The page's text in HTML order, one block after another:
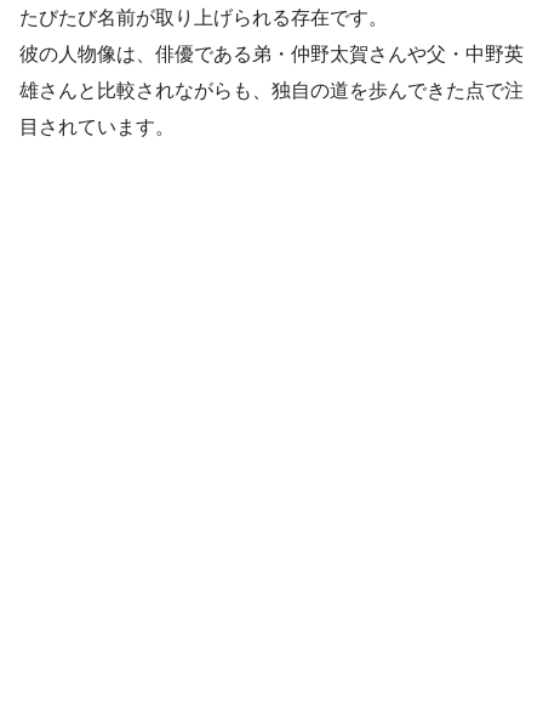
たびたび名前が取り上げられる存在です。
彼の人物像は、俳優である弟・仲野太賀さんや父・中野英
雄さんと比較されながらも、独自の道を歩んできた点で注
目されています。